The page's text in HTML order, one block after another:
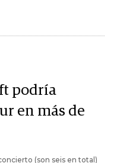
podría
en más de
(son seis en total)